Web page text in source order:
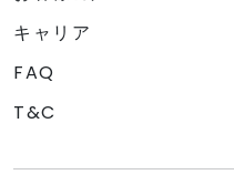
キャリア
FAQ
T&C